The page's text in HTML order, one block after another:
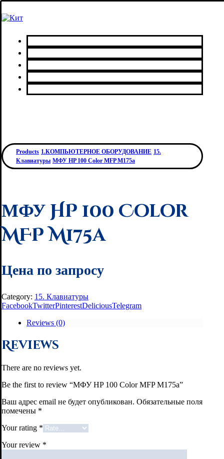
Products 1.КОМПЬЮТЕРНОЕ ОБОРУДОВАНИЕ 15.
Клавиатуры МФУ HP 100 Color MFP M175a
МФУ HP 100 Color
MFP M175a
Цена по запросу
Category: 15. Клавиатуры
FacebookTwitterPinterestDeliciousTelegram
Reviews (0)
Reviews
There are no reviews yet.
Be the first to review “МФУ HP 100 Color MFP M175a”
Ваш адрес email не будет опубликован. Обязательные поля
помечены *
Your rating *
Your review *